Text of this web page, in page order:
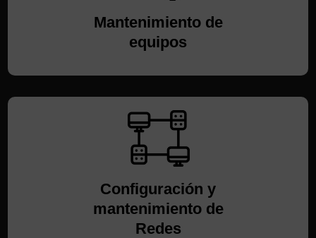
Mantenimiento de
equipos
Configuración y
mantenimiento de
Redes